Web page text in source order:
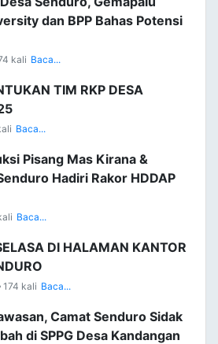
dan BPP Bahas Potensi
kali Baca...
TIM RKP DESA
Baca...
Pisang Mas Kirana &
Hadiri Rakor HDDAP
Baca...
DI HALAMAN KANTOR
174 kali Baca...
Camat Senduro Sidak
di SPPG Desa Kandangan